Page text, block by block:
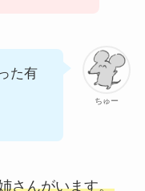
ちゅー
た有
さんがいます。